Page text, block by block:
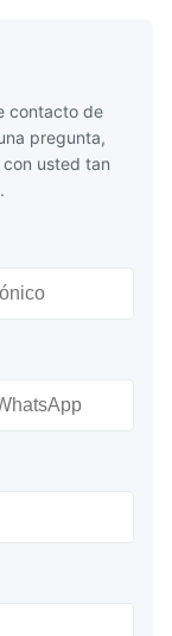
contacto de
pregunta,
usted tan